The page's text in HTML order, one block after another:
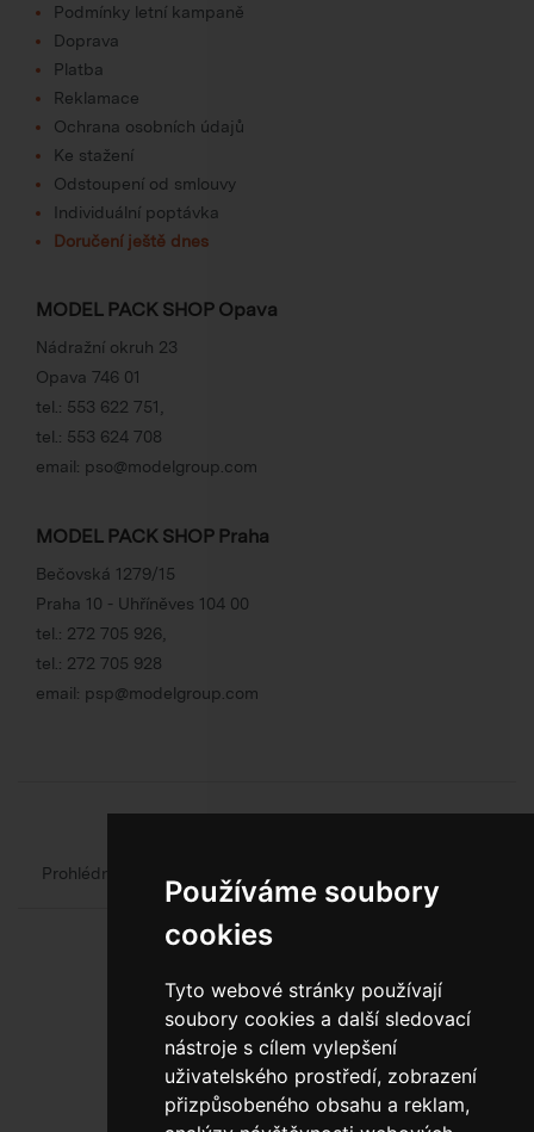
Používáme soubory
cookies
Tyto webové stránky používají
soubory cookies a další sledovací
nástroje s cílem vylepšení
uživatelského prostředí, zobrazení
přizpůsobeného obsahu a reklam,
Podmínky letní kampaně
Doprava
Platba
Reklamace
Ochrana osobních údajů
Ke stažení
Odstoupení od smlouvy
Individuální poptávka
Doručení ještě dnes
MODEL PACK SHOP Opava
Nádražní okruh 23
Opava 746 01
tel.: 553 622 751
tel.: 553 624 708
email: pso@modelgroup.com
MODEL PACK SHOP Praha
Bečovská 1279/15
Praha 10 - Uhříněves 104 00
tel.: 272 705 926
tel.: 272 705 928
email: psp@modelgroup.com
Prohlédněte si web oficiálního výrobce obalů
800 10 10 77